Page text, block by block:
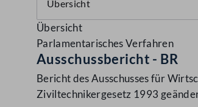
Übersicht
Parlamentarisches Verfahren
Ausschussbericht - BR
Bericht des Ausschusses für
Ziviltechnikergesetz 1993